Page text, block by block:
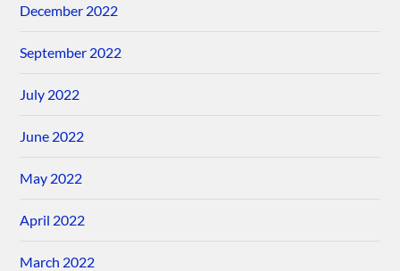
December 2022
September 2022
July 2022
June 2022
May 2022
April 2022
March 2022